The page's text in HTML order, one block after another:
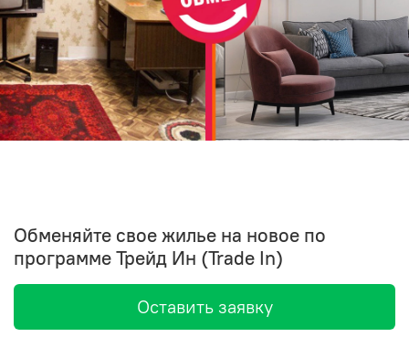
Обменяйте свое жилье на новое по
программе Трейд Ин (Trade In)
Оставить заявку